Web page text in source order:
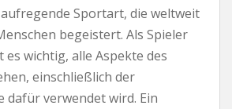
Sportart, die weltweit
begeistert. Als Spieler
wichtig, alle Aspekte des
einschließlich der
dafür verwendet wird. Ein